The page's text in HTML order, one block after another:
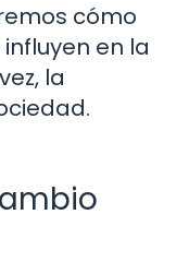
cómo
en la
la